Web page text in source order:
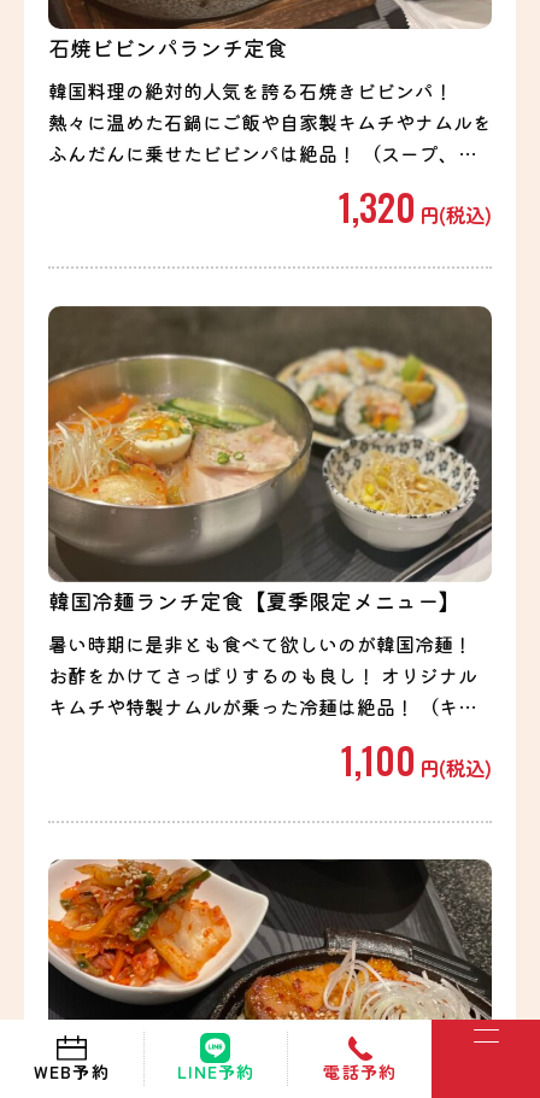
石焼ビビンパランチ定食
韓国料理の絶対的人気を誇る石焼きビビンパ！
熱々に温めた石鍋にご飯や自家製キムチやナムルを
ふんだんに乗せたビビンパは絶品！ （スープ、日
1,320 円(税込)
韓国冷麺ランチ定食【夏季限定メニュー】
暑い時期に是非とも食べて欲しいのが韓国冷麺！
お酢をかけてさっぱりするのも良し！ オリジナル
キムチや特製ナムルが乗った冷麺は絶品！ （キン
チ タイムのみの提供となります。1,100 円(税込)
WEB予約 LINE予約 電話予約